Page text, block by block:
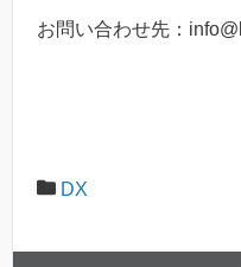
お問い合わせ先：
DX